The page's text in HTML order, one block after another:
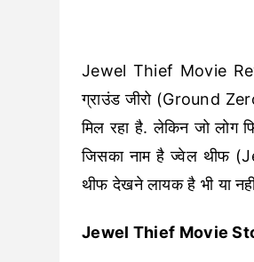
Jewel Thief Movie
ग्राउंड जीरो (Ground
मिल रहा है. लेकिन जो
जिसका नाम है ज्वेल थीफ
थीफ देखने लायक है भी या
Jewel Thief Movie